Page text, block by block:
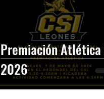
¿Has visto a Raúl Fiol?
El Ignaciano Semanal
Premiación Atlética
2026